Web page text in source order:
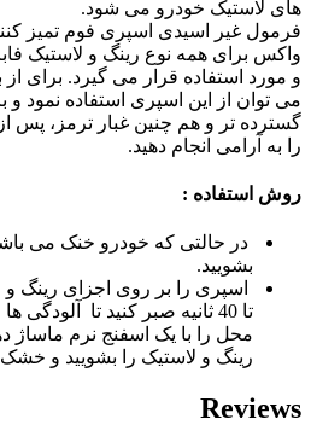
های لاستیک خودرو می شود.
فرمول غیر اسیدی اسپری فوم تمیز
واکس برای همه نوع رینگ و لاستیک
و مورد استفاده قرار می گیرد. برای
می توان از این اسپری استفاده نمود
گسترده تر و هم چنین غبار ترمز، پس
را به آرامی انجام دهید.
روش استفاده :
در حالتی که خودرو خنک می
بشویید.
تا 40 ثانیه صبر کنید تا
محل را با یک اسفنج نرم ماساژ
رینگ و لاستیک را بشویید و خشک
Reviews